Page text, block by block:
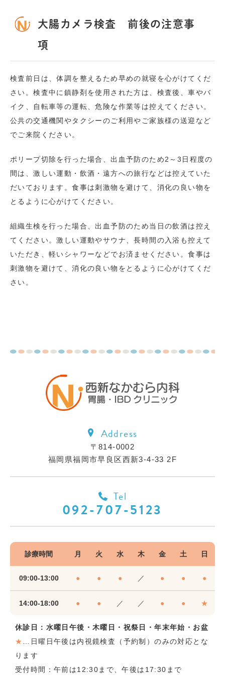
大腸カメラ検査 前後の注意事
項
検査前日は、体調を整えるため早めの就寝を心がけてくだ
さい。検査中に鎮静剤を使用された方は、検査後、車やバ
イク、自転車等の運転、危険な作業等は控えてください。
公共の交通機関やタクシーのご利用やご家族様の送迎など
でご来院ください。
ポリープ切除を行った場合、出血予防のため2～3日程度の
間は、激しい運動・飲酒・遠方への旅行などは控えていた
だいております。食事は刺激物を避けて、消化の良い物を
とるように心がけてください。
組織生検を行った場合、出血予防のため当日の飲酒は控え
てください。激しい運動やサウナ、長時間の入浴も控えて
いただき、軽いシャワーなどでお済ませください。食事は
刺激物を避けて、消化の良い物をとるように心がけてくだ
さい。
Address
〒814-0002
福岡県福岡市早良区西新3-4-33 2F
Tel
092-707-5123
診療時間 月 火 水 木 金 土 日
09:00-13:00 ● ● ● ／ ● ● ●
14:00-18:00 ● ● ／ ／ ● ● ★
休診日：水曜日午後・木曜日・祝祭日・年末年始・お盆
★
…日曜日午後は内視鏡検査（予約制）のみの対応とな
ります
受付時間：午前は12:30まで、午後は17:30まで